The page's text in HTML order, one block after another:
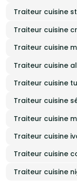
Traiteur cuisine
Traiteur cuisine
Traiteur cuisine
Traiteur cuisine
Traiteur cuisine
Traiteur cuisine
Traiteur cuisine
Traiteur cuisine
Traiteur cuisine
Traiteur cuisine